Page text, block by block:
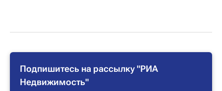
Подпишитесь на рассылку "РИА
Недвижимость"